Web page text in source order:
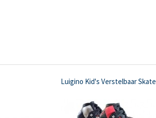
Luigino Kid's Verstelbaar Skate